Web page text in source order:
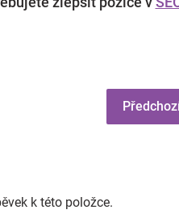
k této položce.